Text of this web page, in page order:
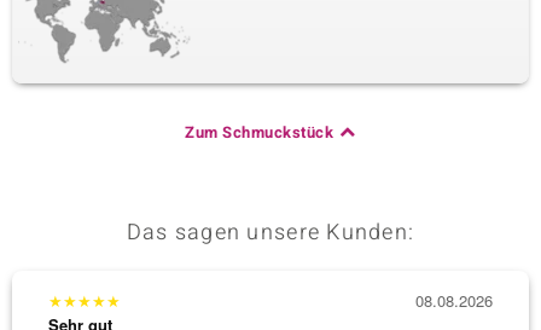
Zum Schmuckstück
Das sagen unsere Kunden:
★★★★★
Sehr gut
08.08.2026